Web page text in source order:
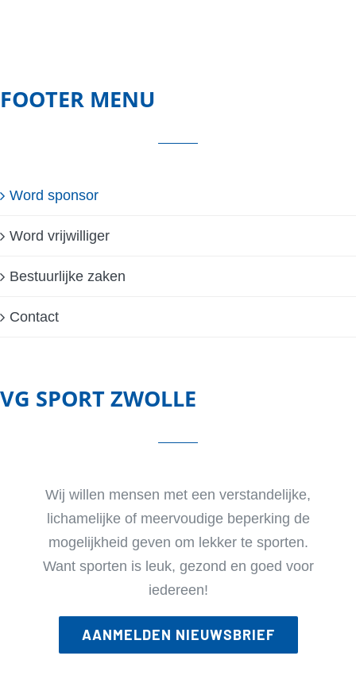
FOOTER MENU
Word sponsor
Word vrijwilliger
Bestuurlijke zaken
Contact
VG SPORT ZWOLLE
Wij willen mensen met een verstandelijke,
lichamelijke of meervoudige beperking de
mogelijkheid geven om lekker te sporten.
Want sporten is leuk, gezond en goed voor
iedereen!
AANMELDEN NIEUWSBRIEF